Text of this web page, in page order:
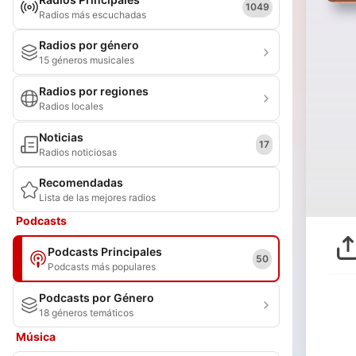
Radios más escuchadas
1049
Radios por género
15 géneros musicales
Radios por regiones
Radios locales
Noticias
Radios noticiosas
17
Recomendadas
Lista de las mejores radios
Podcasts
Podcasts Principales
Podcasts más populares
50
Podcasts por Género
18 géneros temáticos
Música